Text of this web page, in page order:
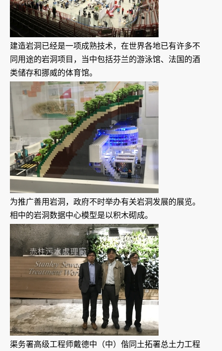
建造岩洞已经是一项成熟技术，在世界各地已有许多不
同用途的岩洞项目，当中包括芬兰的游泳馆、法国的酒
类储存和挪威的体育馆。
为推广善用岩洞，政府不时举办有关岩洞发展的展览。
相中的岩洞数据中心模型是以积木砌成。
渠务署高级工程师戴德中（中）偕同土拓署总土力工程